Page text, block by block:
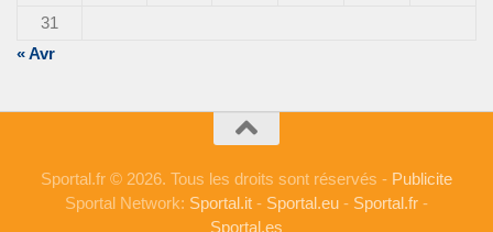
31
« Avr
Sportal.fr © 2026. Tous les droits sont réservés - Publicite
Sportal Network: Sportal.it - Sportal.eu - Sportal.fr -
Sportal.es